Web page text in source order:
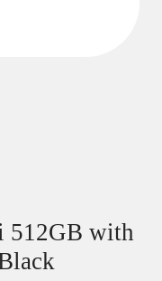
512GB with